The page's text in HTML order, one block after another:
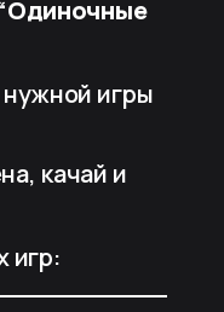
игры
качай и
игр: